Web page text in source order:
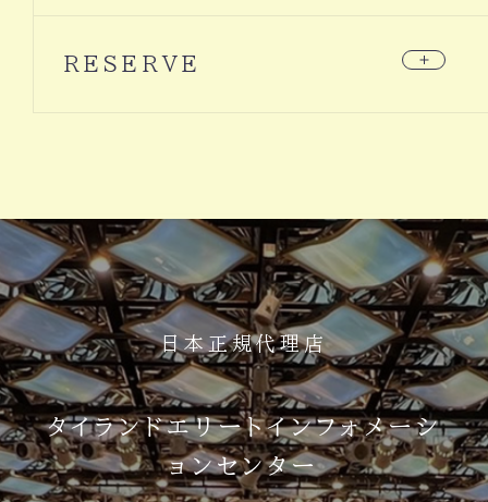
メイン会員入会プレゼント商品券
２０万円
メイン会員年会費
なし
RESERVE
家族会員年会費
なし
メイン会員入会プレゼント商品券
１２０万円
家族会員入会プレゼント商品券
６万円
日本正規代理店
タイランドエリートインフォメーシ
ョンセンター